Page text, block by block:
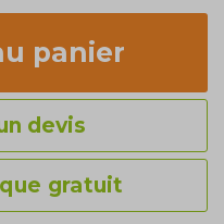
panier
devis
gratuit